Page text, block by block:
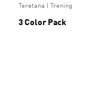
Teretana I Trening
3 Color Pack